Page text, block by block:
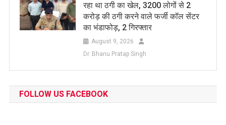
रहा था ठगी का खेल, 3200 लोगों से 2
करोड़ की ठगी करने वाले फर्जी कॉल सेंटर
का भंडाफोड़, 2 गिरफ्तार
August 9, 2026
Dr. Bhanu Pratap Singh
FOLLOW US FACEBOOK